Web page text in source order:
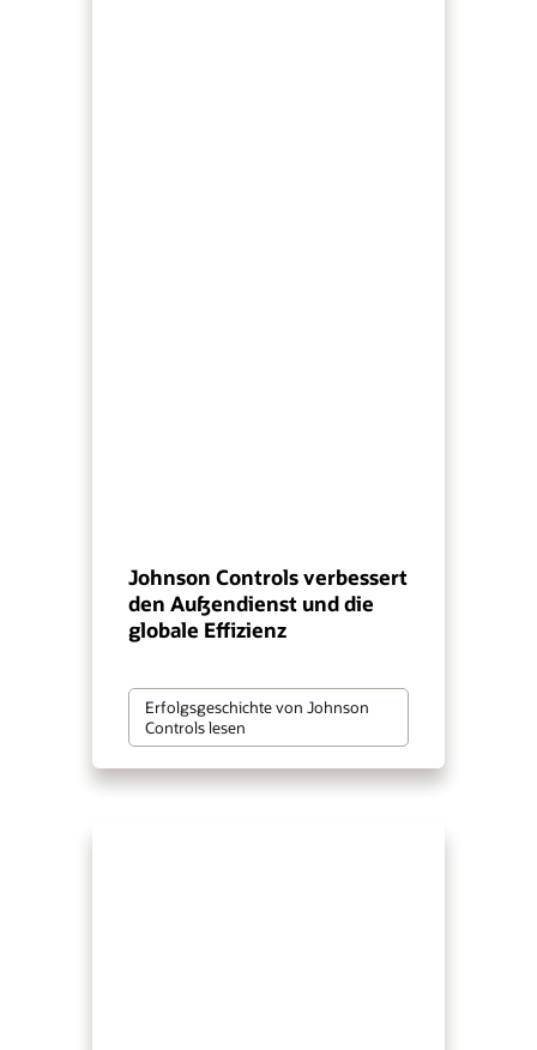
Johnson Controls verbessert
den Außendienst und die
globale Effizienz
Erfolgsgeschichte von Johnson
Controls lesen